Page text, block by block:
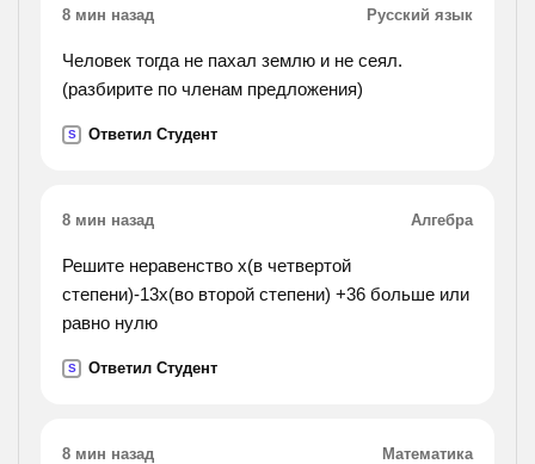
8 мин назад Русский язык
Человек тогда не пахал землю и не сеял.
(разбирите по членам предложения)
S Ответил Студент
8 мин назад Алгебра
Решите неравенство х(в четвертой
степени)-13х(во второй степени) +36 больше или
равно нулю
S Ответил Студент
8 мин назад Математика